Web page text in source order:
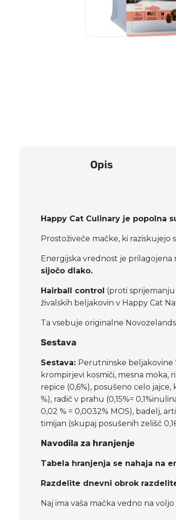
Opis
Happy Cat Culinary je popolna
Prostoživeče mačke, ki
Energijska vrednost je prilagojena
sijočo dlako.
Hairball control (proti
živalskih beljakovin v Happy Cat
Ta vsebuje originalne
Sestava
Sestava: Perutninske beljakovine
krompirjevi kosmiči, mesna moka,
repice (0,6%), posušeno celo
%), radič v prahu (0,15%=
0,02 % = 0,0032% MOS), badelj,
timijan (skupaj posušenih zelišč
Navodila za hranjenje
Tabela hranjenja se nahaja na
Razdelite dnevni obrok
Naj ima vaša mačka vedno na